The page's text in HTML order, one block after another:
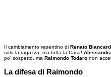
Il cambiamento repentino di Renato
solo la ragazza, ma tutta la Casa!
po' sospetto, ma Raimondo Todaro non
La difesa di Raimondo